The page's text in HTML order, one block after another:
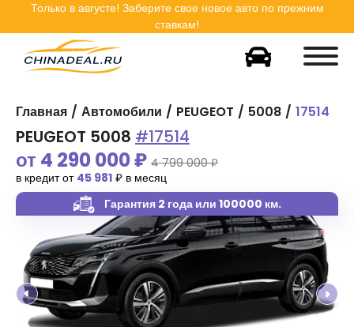
Только в августе! Заберите свое новое авто по прежним
ставкам!
Главная Автомобили PEUGEOT 5008 17514
Гарантия 2 года или 100000 км.
от 4 290 000₽ 4 799 000 ₽
в кредит от 45 981 ₽ в месяц
PEUGEOT 5008 #17514